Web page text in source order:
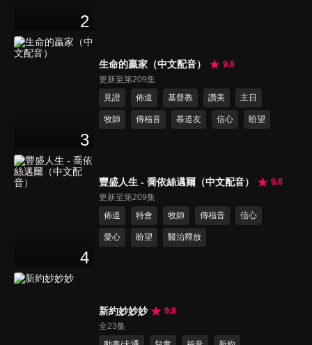
2
3
生命的贏家（中文配音）
9.8
更新至第209集
見證
佈道 基督教 讚美 主日
牧師 傳福音 慕道友 信心 盼望
4
豐盛人生 - 喬依絲邁爾（中文配音）
9.8
更新至第209集
佈道
特會 牧師 傳福音 信心
愛心 盼望 醫治釋放
新約妙妙妙
9.8
全23集